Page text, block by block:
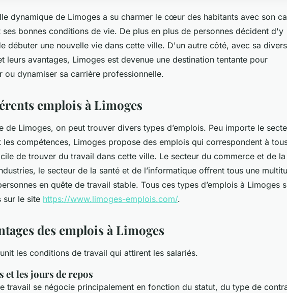
dynamique de Limoges a su charmer le cœur des habitants avec son
ses bonnes conditions de vie. De plus en plus de personnes décident d'y
débuter une nouvelle vie dans cette ville. D'un autre côté, avec sa
leurs avantages, Limoges est devenue une destination tentante pour
ou dynamiser sa carrière professionnelle.
emplois à Limoges
de Limoges, on peut trouver divers types d’emplois. Peu importe le
les compétences, Limoges propose des emplois qui correspondent à
de trouver du travail dans cette ville. Le secteur du commerce et de la
le secteur de la santé et de l’informatique offrent tous une
en quête de travail stable. Tous ces types d’emplois à Limoges
sur le site https://www.limoges-emplois.com/.
des emplois à Limoges
les conditions de travail qui attirent les salariés.
et les jours de repos
travail se négocie principalement en fonction du statut, du type de